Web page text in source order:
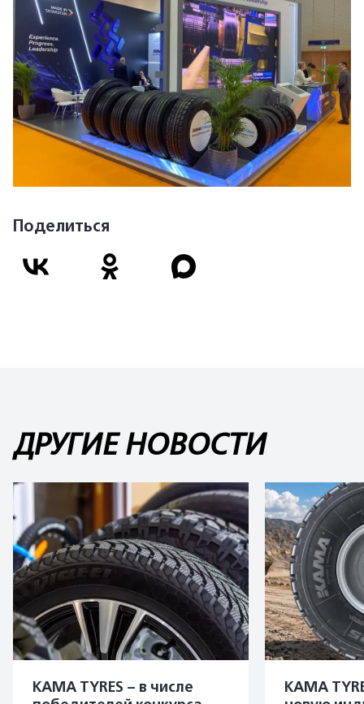
Поделиться
ДРУГИЕ НОВОСТИ
KAMA TYRES – в числе
KAMA